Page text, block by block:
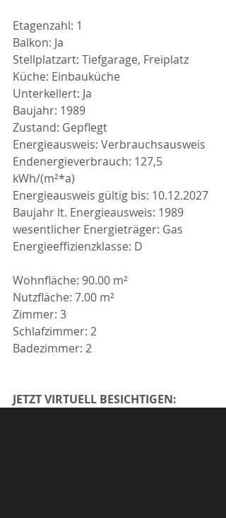
Etagenzahl: 1
Balkon: Ja
Stellplatzart: Tiefgarage, Freiplatz
Küche: Einbauküche
Unterkellert: Ja
Baujahr: 1989
Zustand: Gepflegt
Energieausweis: Verbrauchsausweis
Endenergieverbrauch: 127,5
kWh/(m²*a)
Energieausweis gültig bis: 10.12.2027
Baujahr lt. Energieausweis: 1989
wesentlicher Energieträger: Gas
Energieeffizienzklasse: D
Wohnfläche: 90.00 m²
Nutzfläche: 7.00 m²
Zimmer: 3
Schlafzimmer: 2
Badezimmer: 2
JETZT VIRTUELL BESICHTIGEN: